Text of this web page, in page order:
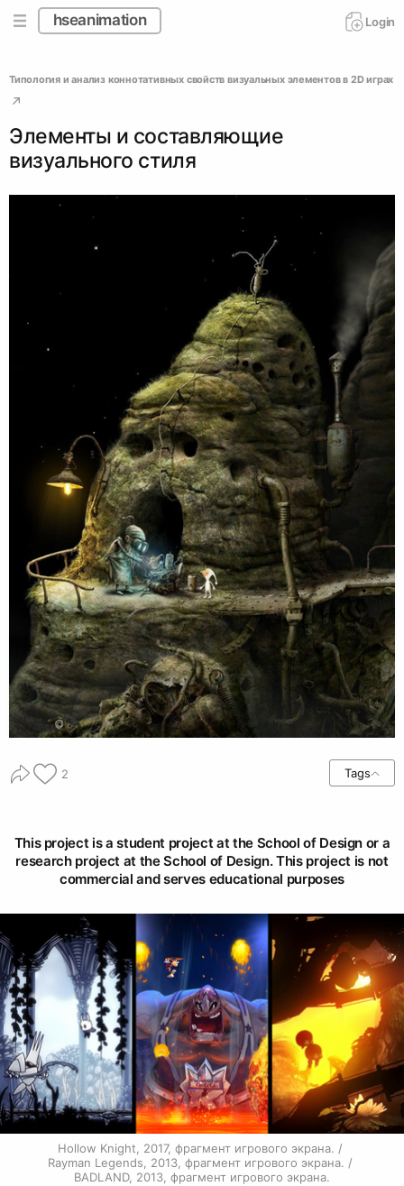
hseanimation Login
Типология и анализ коннотативных свойств визуальных элементов в 2D играх
Элементы и составляющие
визуального стиля
2 Tags
This project is a student project at the School of Design or a
research project at the School of Design. This project is not
commercial and serves educational purposes
Hollow Knight, 2017, фрагмент игрового экрана. /
Rayman Legends, 2013, фрагмент игрового экрана. /
BADLAND, 2013, фрагмент игрового экрана.